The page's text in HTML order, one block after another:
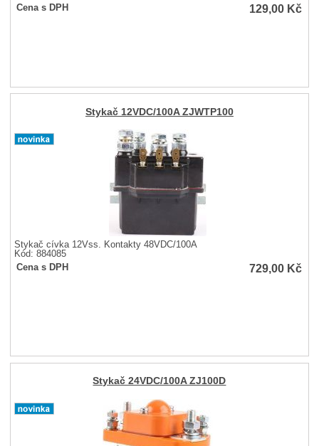
Cena s DPH
129,00 Kč
Stykač 12VDC/100A ZJWTP100
Stykač cívka 12Vss. Kontakty 48VDC/100A
Kód: 884085
Cena s DPH
729,00 Kč
Stykač 24VDC/100A ZJ100D